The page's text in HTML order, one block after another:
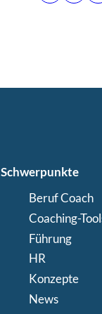
Schwerpunkte
Beruf Coach
Coaching-
Führung
HR
Konzepte
News